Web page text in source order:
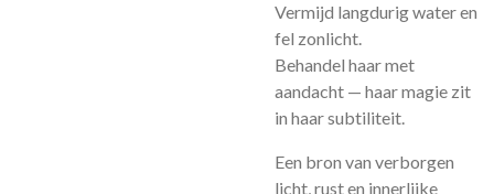
Vermijd langdurig water en
fel zonlicht.
Behandel haar met
aandacht — haar magie zit
in haar subtiliteit.
Een bron van verborgen
licht, rust en innerlijke